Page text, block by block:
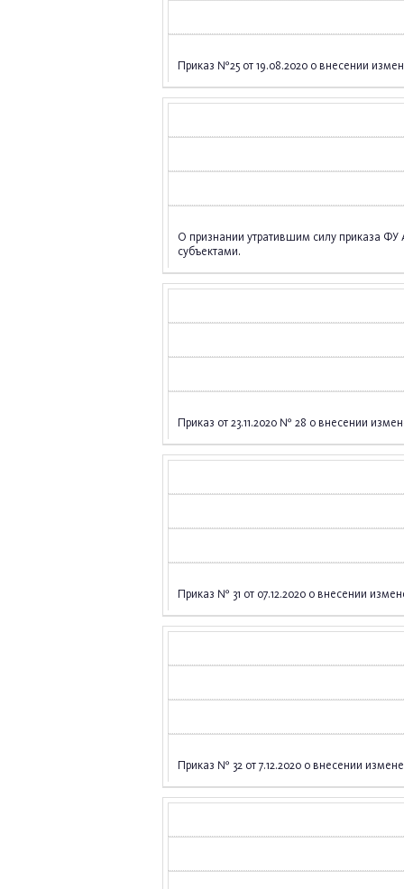
Приказ №25 от 19.08.2020 о внесении
О признании утратившим силу приказа
субъектами.
Приказ от 23.11.2020 № 28 о внесении
Приказ № 31 от 07.12.2020 о внесении
Приказ № 32 от 7.12.2020 о внесении